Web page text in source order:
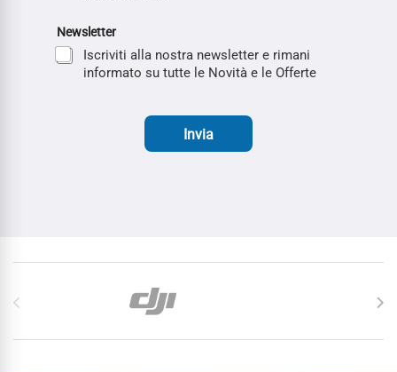
Newsletter
Iscriviti alla nostra newsletter e rimani
informato su tutte le Novità e le Offerte
Invia